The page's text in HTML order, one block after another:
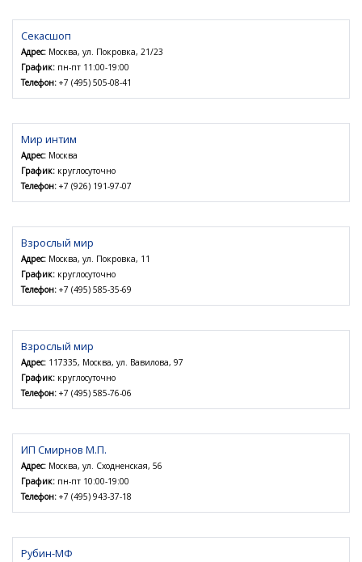
Секасшоп
Адрес: Москва, ул. Покровка, 21/23
График: пн-пт 11:00-19:00
Телефон: +7 (495) 505-08-41
Мир интим
Адрес: Москва
График: круглосуточно
Телефон: +7 (926) 191-97-07
Взрослый мир
Адрес: Москва, ул. Покровка, 11
График: круглосуточно
Телефон: +7 (495) 585-35-69
Взрослый мир
Адрес: 117335, Москва, ул. Вавилова, 97
График: круглосуточно
Телефон: +7 (495) 585-76-06
ИП Смирнов М.П.
Адрес: Москва, ул. Сходненская, 56
График: пн-пт 10:00-19:00
Телефон: +7 (495) 943-37-18
Рубин-МФ